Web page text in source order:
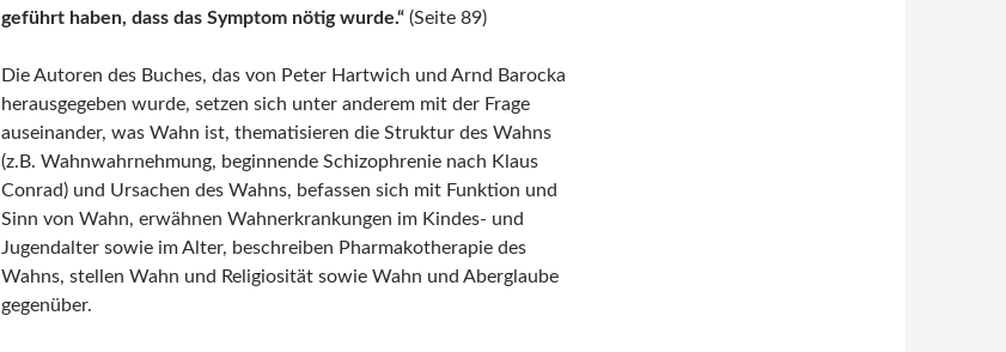
geführt haben, dass das Symptom nötig wurde.“ (Seite 89)
Die Autoren des Buches, das von Peter Hartwich und Arnd Barocka
herausgegeben wurde, setzen sich unter anderem mit der Frage
auseinander, was Wahn ist, thematisieren die Struktur des Wahns
(z.B. Wahnwahrnehmung, beginnende Schizophrenie nach Klaus
Conrad) und Ursachen des Wahns, befassen sich mit Funktion und
Sinn von Wahn, erwähnen Wahnerkrankungen im Kindes- und
Jugendalter sowie im Alter, beschreiben Pharmakotherapie des
Wahns, stellen Wahn und Religiosität sowie Wahn und Aberglaube
gegenüber.